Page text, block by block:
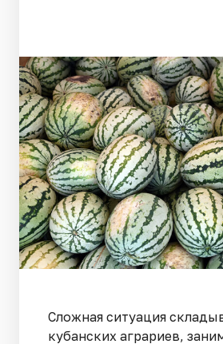
Сложная ситуация
кубанских аграриев,